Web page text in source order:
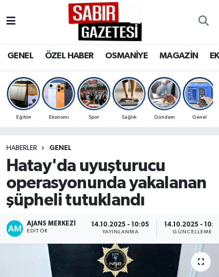
GENEL ÖZEL HABER OSMANİYE MAGAZİN
Eğitim Ekonomi Spor Sağlık Gündem Genel
HABERLER GENEL
Hatay'da uyuşturucu
operasyonunda yakalanan
şüpheli tutuklandı
AJANS MERKEZI
EDITÖR
14.10.2025 - 10:05
YAYINLANMA
14.10.2025 -
GÜNCELLEME
OSMANİYE
MAGAZİN
SPOR
RESMİ İLANLAR
Osmaniye Nöbetçi Eczaneler
Osmaniye Trafik Yoğunluk Haritası
Süper Lig Puan Durumu ve Fikstür
Son Dakika Haberleri
Haber Arşivi